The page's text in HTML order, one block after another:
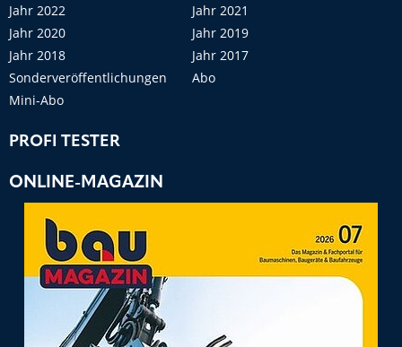
Jahr 2022
Jahr 2021
Jahr 2020
Jahr 2019
Jahr 2018
Jahr 2017
Sonderveröffentlichungen
Abo
Mini-Abo
PROFI TESTER
ONLINE-MAGAZIN